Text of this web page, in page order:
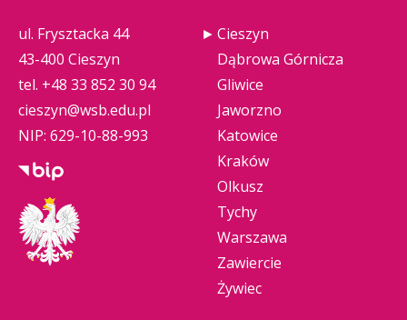
ul. Frysztacka 44
43-400 Cieszyn
tel. +48 33 852 30 94
cieszyn@wsb.edu.pl
NIP: 629-10-88-993
Cieszyn
Dąbrowa Górnicza
Gliwice
Jaworzno
Katowice
Kraków
Olkusz
Tychy
Warszawa
Zawiercie
Żywiec